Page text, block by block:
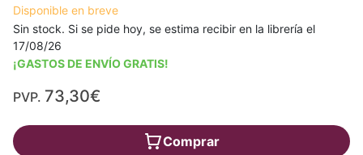
Disponible en breve
Sin stock. Si se pide hoy, se estima recibir en la librería el
17/08/26
¡GASTOS DE ENVÍO GRATIS!
PVP. 73,30€
Comprar